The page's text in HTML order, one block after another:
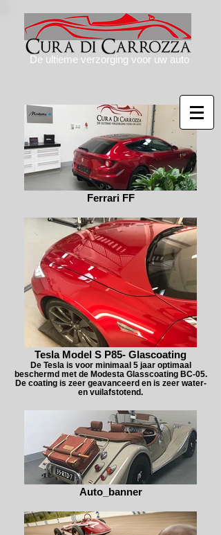
Ferrari FF
Tesla Model S P85- Glascoating
De Tesla is voor minimaal 5 jaar optimaal
beschermd met de Modesta Glasscoating BC-05.
De coating is zeer geavanceerd en is zeer water-
en vuilafstotend.
Auto_banner
De ultieme verzorging voor uw auto